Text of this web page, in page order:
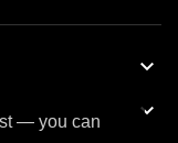
— you can

